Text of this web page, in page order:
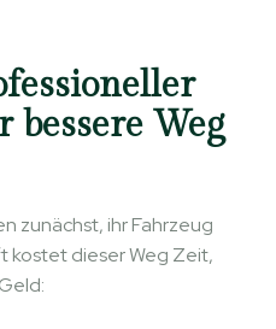
bessere Weg
zunächst, ihr Fahrzeug
kostet dieser Weg Zeit,